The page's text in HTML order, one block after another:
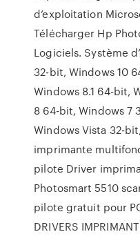
d’exploitation
Télécharger Hp
Logiciels. Système
32-bit, Windows 10
Windows 8.1 64-bit,
8 64-bit, Windows 7
Windows Vista 32-
imprimante
pilote Driver
Photosmart 5510
pilote gratuit pour
DRIVERS